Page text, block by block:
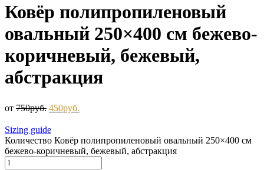
Ковёр полипропиленовый
овальный 250×400 см бежево-
коричневый, бежевый,
абстракция
от 750руб. 450руб.
Sizing guide
Количество Ковёр полипропиленовый овальный 250×400 см
бежево-коричневый, бежевый, абстракция